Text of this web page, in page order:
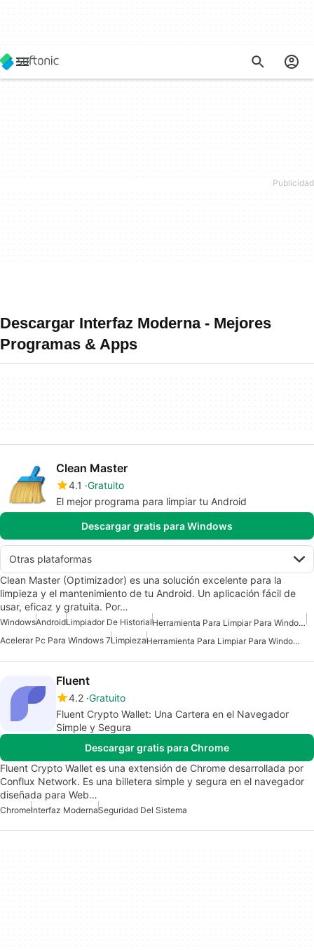
Descargar Interfaz Moderna - Mejores
Programas & Apps
Clean Master
4.1 Gratuito
El mejor programa para limpiar tu Android
Descargar gratis para Windows
Otras plataformas
Clean Master (Optimizador) es una solución excelente para la
limpieza y el mantenimiento de tu Android. Un aplicación fácil de
usar, eficaz y gratuita. Por…
WindowsAndroidLimpiador De Historial
Herramienta Para Limpiar Para Windows
Acelerar Pc Para Windows 7Limpieza Herramienta Para Limpiar Para Windows 7
Fluent
4.2 Gratuito
Fluent Crypto Wallet: Una Cartera en el Navegador
Simple y Segura
Descargar gratis para Chrome
Fluent Crypto Wallet es una extensión de Chrome desarrollada por
Conflux Network. Es una billetera simple y segura en el navegador
diseñada para Web…
ChromeInterfaz ModernaSeguridad Del Sistema